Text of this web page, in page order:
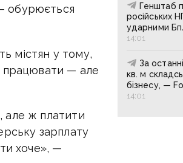
обурюється
містян у тому,
працювати — але
але ж платити
зарплату
хоче», —
Генштаб
російських
ударними
14:01
За
кв. м
бізнесу, —
14:01